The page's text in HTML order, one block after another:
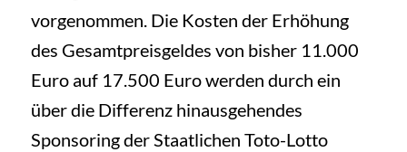
vorgenommen. Die Kosten der Erhöhung
des Gesamtpreisgeldes von bisher 11.000
Euro auf 17.500 Euro werden durch ein
über die Differenz hinausgehendes
Sponsoring der Staatlichen Toto-Lotto